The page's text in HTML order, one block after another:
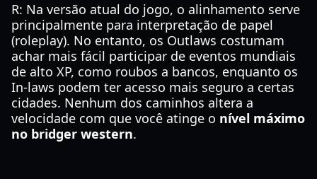
R: Na versão atual do jogo, o alinhamento serve
principalmente para interpretação de papel
(roleplay). No entanto, os Outlaws costumam
achar mais fácil participar de eventos mundiais
de alto XP, como roubos a bancos, enquanto os
In-laws podem ter acesso mais seguro a certas
cidades. Nenhum dos caminhos altera a
velocidade com que você atinge o nível máximo
no bridger western.